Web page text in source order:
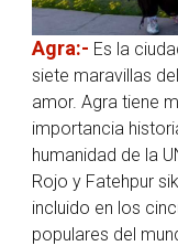
Agra:- Es la
siete maravillas
amor. Agra tiene
importancia
humanidad de la
Rojo y Fatehpur
incluido en los
populares del